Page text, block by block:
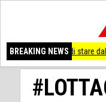
BREAKING NEWS
di stare dalla parte degli